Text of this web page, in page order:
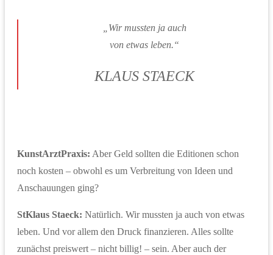
„Wir mussten ja auch
von etwas leben.“
KLAUS STAECK
KunstArztPraxis: Aber Geld sollten die Editionen schon
noch kosten – obwohl es um Verbreitung von Ideen und
Anschauungen ging?
StKlaus Staeck: Natürlich. Wir mussten ja auch von etwas
leben. Und vor allem den Druck finanzieren. Alles sollte
zunächst preiswert – nicht billig! – sein. Aber auch der